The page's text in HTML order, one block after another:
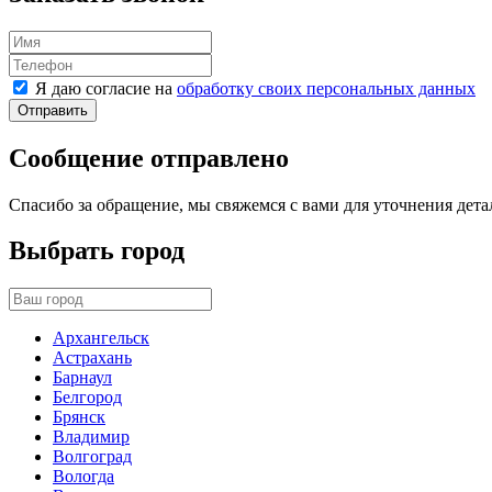
Я даю согласие на обработку своих персональных данных
Отправить
Сообщение отправлено
Спасибо за обращение, мы свяжемся с вами для уточнения
Выбрать город
Архангельск
Астрахань
Барнаул
Белгород
Брянск
Владимир
Волгоград
Вологда